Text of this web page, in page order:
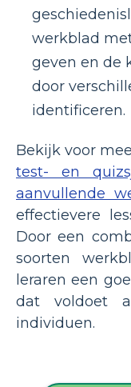
werkblad
geven en de
door
identificeren.
Bekijk voor
test- en
aanvullende
effectievere
Door een
soorten
leraren een
dat voldoet
individuen.